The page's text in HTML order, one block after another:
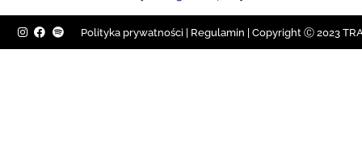
Polityka prywatności Regulamin | Copyright Ⓒ 2023